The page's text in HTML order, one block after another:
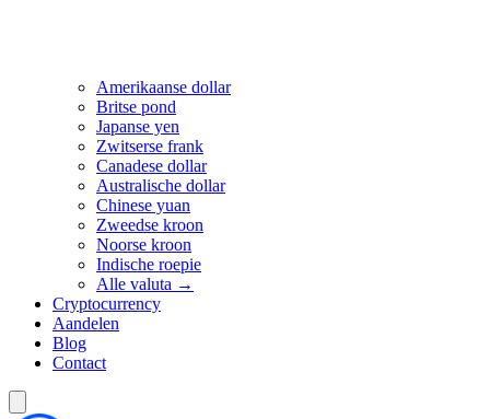
Amerikaanse dollar
Britse pond
Japanse yen
Zwitserse frank
Canadese dollar
Australische dollar
Chinese yuan
Zweedse kroon
Noorse kroon
Indische roepie
Alle valuta →
Cryptocurrency
Aandelen
Blog
Contact